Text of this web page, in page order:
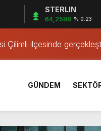
STERLIN
64,2588 % 0.23
belirleyecek
Çilimli ilçesinde
Coşkuyla Kutlandı
yıllık stat tarihe karışıyor
Bilir Ortaokulu’nda
öncesi kampta
GÜNDEM